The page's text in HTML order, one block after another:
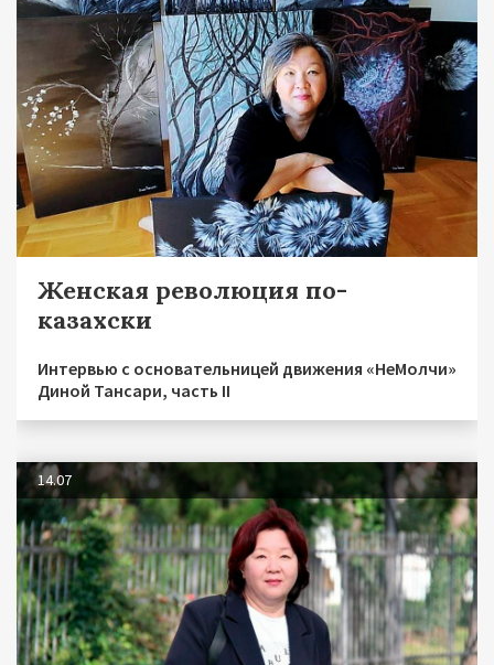
Женская революция по-
казахски
Интервью с основательницей движения «НеМолчи»
Диной Тансари, часть II
14.07